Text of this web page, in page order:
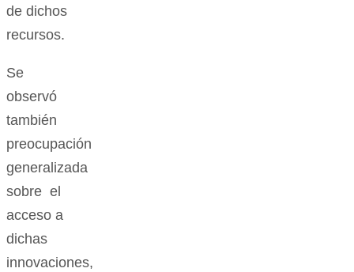
de dichos
recursos.
Se
observó
también
preocupación
generalizada
sobre el
acceso a
dichas
innovaciones,